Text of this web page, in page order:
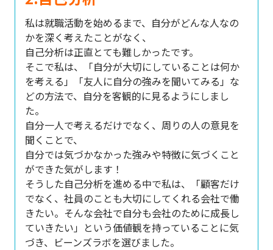
私は就職活動を始めるまで、自分がどんな人なの
かを深く考えたことがなく、
自己分析は正直とても難しかったです。
そこで私は、「自分が大切にしていることは何か
を考える」「友人に自分の強みを聞いてみる」な
どの方法で、自分を客観的に見るようにしまし
た。
自分一人で考えるだけでなく、周りの人の意見を
聞くことで、
自分では気づかなかった強みや特徴に気づくこと
ができた気がします！
そうした自己分析を進める中で私は、「顧客だけ
でなく、社員のことも大切にしてくれる会社で働
きたい。そんな会社で自分も会社のために成長し
ていきたい」という価値観を持っていることに気
づき、ビーンズラボを選びました。